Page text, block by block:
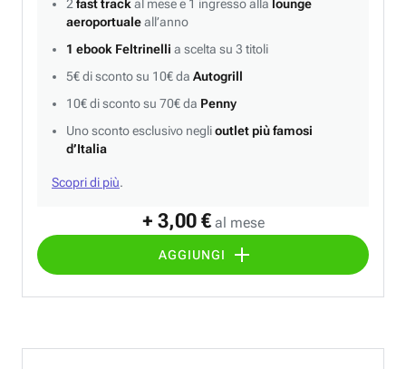
+ 3,00 € al mese
AGGIUNGI
2 fast track al mese e 1 ingresso alla lounge
aeroportualeall’anno
1 ebook Feltrinelli a scelta su 3 titoli
5€ di sconto su 10€ da Autogrill
10€ di sconto su 70€ da Penny
Uno sconto esclusivo neglioutlet più famosi
d’Italia
Scopri di più.